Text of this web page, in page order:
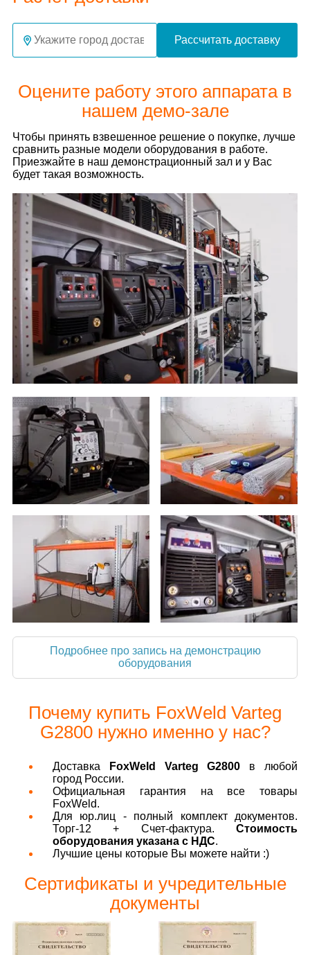
Рассчитать доставку
Оцените работу этого аппарата в
нашем демо-зале
Чтобы принять взвешенное решение о покупке, лучше
сравнить разные модели оборудования в работе.
Приезжайте в наш демонстрационный зал и у Вас
будет такая возможность.
Подробнее про запись на демонстрацию
оборудования
Почему купить FoxWeld Varteg
G2800 нужно именно у нас?
Доставка FoxWeld Varteg G2800 в любой
город России.
Официальная гарантия на все товары
FoxWeld.
Для юр.лиц - полный комплект документов.
Торг-12 + Счет-фактура. Стоимость
оборудования указана с НДС.
Лучшие цены которые Вы можете найти :)
Сертификаты и учредительные
документы